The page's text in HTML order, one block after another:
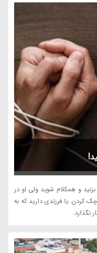
و همکلام شوید ولی او در
یا فرزندی دارید که به
نگذارد.